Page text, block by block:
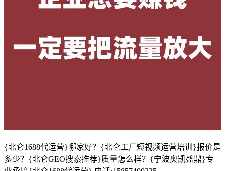
{北仑1688代运营}哪家好？{北仑工厂短视频运营培训}报价是
多少？{北仑GEO搜索推荐}质量怎么样？{宁波奥凯盛鼎}专